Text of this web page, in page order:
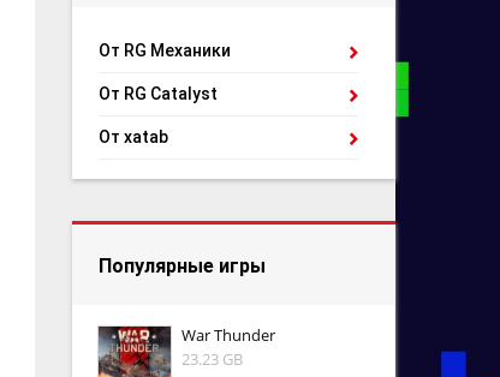
От RG Механики
От RG Catalyst
От xatab
Популярные игры
War Thunder
23.23 GB